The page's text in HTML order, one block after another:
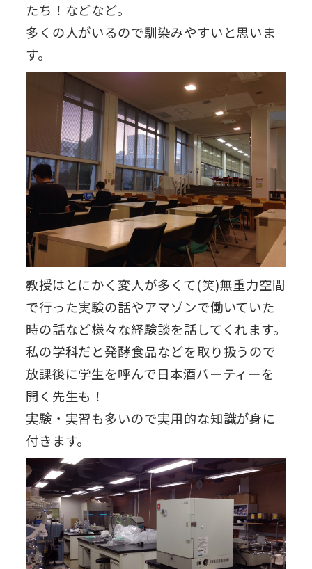
たち！などなど。
多くの人がいるので馴染みやすいと思いま
す。
教授はとにかく変人が多くて(笑)無重力空間
で行った実験の話やアマゾンで働いていた
時の話など様々な経験談を話してくれます。
私の学科だと発酵食品などを取り扱うので
放課後に学生を呼んで日本酒パーティーを
開く先生も！
実験・実習も多いので実用的な知識が身に
付きます。